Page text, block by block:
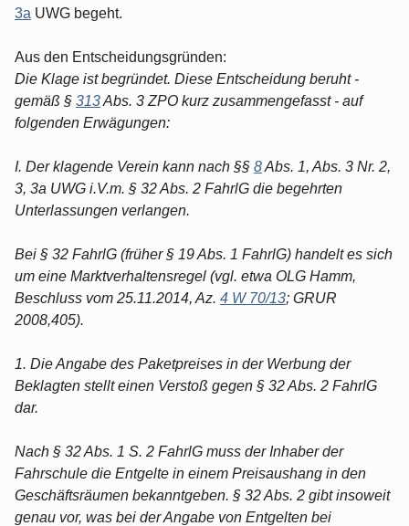
3a UWG begeht.
Aus den Entscheidungsgründen:
Die Klage ist begründet. Diese Entscheidung beruht -
gemäß § 313Abs. 3 ZPO kurz zusammengefasst - auf
folgenden Erwägungen:
I. Der klagende Verein kann nach §§ 8Abs. 1, Abs. 3 Nr. 2,
3, 3a UWG i.V.m. § 32 Abs. 2 FahrlG die begehrten
Unterlassungen verlangen.
Bei § 32 FahrlG (früher § 19 Abs. 1 FahrlG) handelt es sich
um eine Marktverhaltensregel (vgl. etwa OLG Hamm,
Beschluss vom 25.11.2014, Az. 4 W 70/13; GRUR
2008,405).
1. Die Angabe des Paketpreises in der Werbung der
Beklagten stellt einen Verstoß gegen § 32 Abs. 2 FahrlG
dar.
Nach § 32 Abs. 1 S. 2 FahrlG muss der Inhaber der
Fahrschule die Entgelte in einem Preisaushang in den
Geschäftsräumen bekanntgeben. § 32 Abs. 2 gibt insoweit
genau vor, was bei der Angabe von Entgelten bei